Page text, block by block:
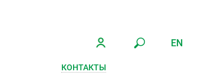
EN
КОНТАКТЫ